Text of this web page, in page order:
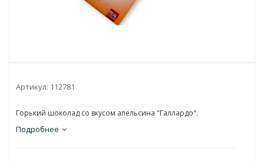
Артикул: 112781
Горький шоколад со вкусом апельсина "Галлардо".
Подробнее